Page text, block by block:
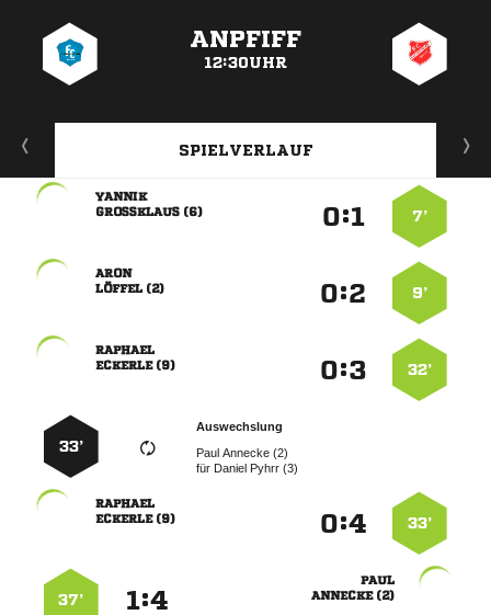
ANPFIFF
12:30UHR
SPIELVERLAUF
7’
:

 
9’
:

 
32’
:

 
Auswechslung
  
für   
33’
33’
:

 

 
:
37’